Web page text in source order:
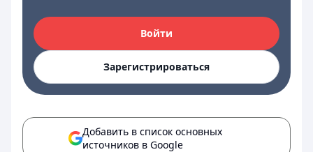
Войти
Зарегистрироваться
Добавить в список основных
источников в Google